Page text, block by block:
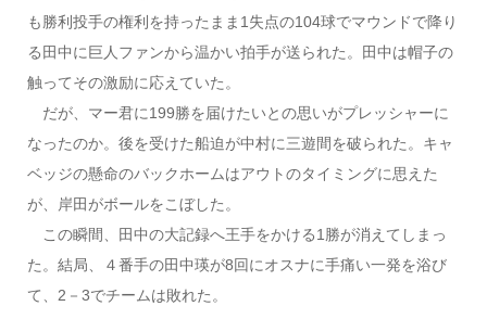
も勝利投手の権利を持ったまま1失点の104球でマウンドで降り
る田中に巨人ファンから温かい拍手が送られた。田中は帽子の
触ってその激励に応えていた。
だが、マー君に199勝を届けたいとの思いがプレッシャーに
なったのか。後を受けた船迫が中村に三遊間を破られた。キャ
ベッジの懸命のバックホームはアウトのタイミングに思えた
が、岸田がボールをこぼした。
この瞬間、田中の大記録へ王手をかける1勝が消えてしまっ
た。結局、４番手の田中瑛が8回にオスナに手痛い一発を浴び
て、2－3でチームは敗れた。